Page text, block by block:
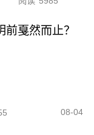
戛然而止？
08-04